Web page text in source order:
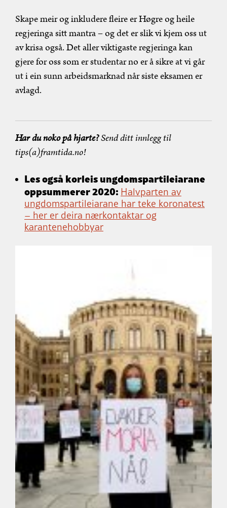
Skape meir og inkludere fleire er Høgre og heile
regjeringa sitt mantra – og det er slik vi kjem oss ut
av krisa også. Det aller viktigaste regjeringa kan
gjere for oss som er studentar no er å sikre at vi går
ut i ein sunn arbeidsmarknad når siste eksamen er
avlagd.
Har du noko på hjarte?Send ditt innlegg til
tips(a)framtida.no!
Les også korleis ungdomspartileiarane
oppsummerer 2020: Halvparten av
ungdomspartileiarane har teke koronatest
– her er deira nærkontaktar og
karantenehobbyar